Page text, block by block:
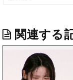
関連する